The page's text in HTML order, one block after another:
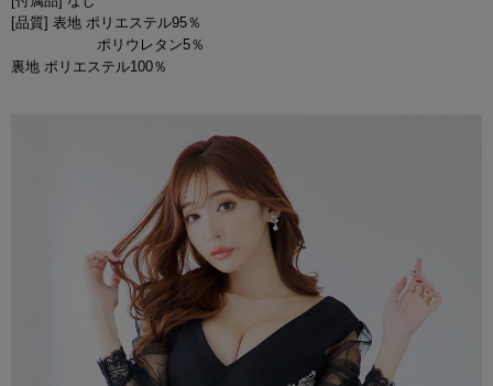
[品質] 表地 ポリエステル95％
ポリウレタン5％
裏地 ポリエステル100％